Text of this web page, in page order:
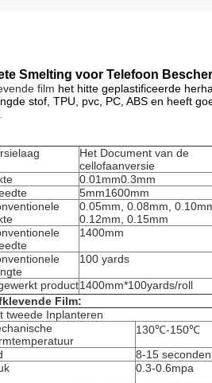
Smelting voor Telefoon
film het hitte geplastificeerde
stof, TPU, pvc, PC, ABS en heeft
Het Document van de
cellofaanversie
0.01mm0.3mm
5mm1600mm
0.05mm, 0.08mm,
0.12mm, 0.15mm
1400mm
100 yards
product1400mm*100yards/roll
Film:
tweede Inplanteren
130℃-150℃
8-15 seconden
0.3-0.6mpa